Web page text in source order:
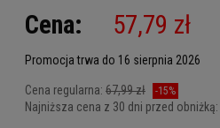
Cena: 57,79 zł
Promocja trwa do 16 sierpnia 2026
Cena regularna: 67,99 zł -15%
Najniższa cena z 30 dni przed obniżką: